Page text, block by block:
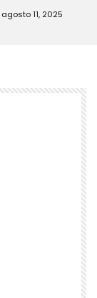
agosto 11, 2025